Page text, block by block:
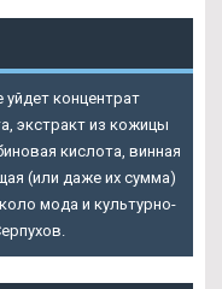
уйдет концентрат
экстракт из кожицы
кислота, винная
(или даже их сумма)
мода и культурно-